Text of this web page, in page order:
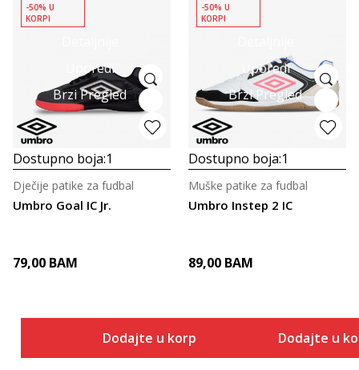
Uporedi
Brzi Pregled
-50% U
KORPI
Dostupno boja:1
Umbro Goal IC Jr.
Dječije patike za fudbal
79,00 BAM
Dodajte u korpu
Uporedi
Brzi Pregled
-50% U
KORPI
Dostupno boja:1
Umbro Instep 2 IC
Muške patike za fudbal
89,00 BAM
Dodajte u